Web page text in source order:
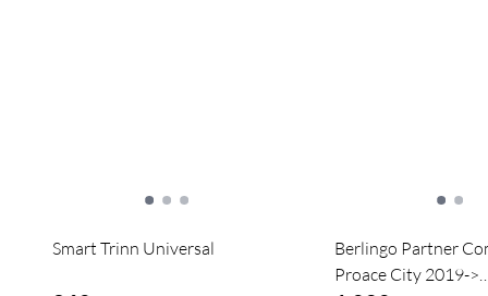
Smart Trinn Universal
Berlingo Partner
Proace City 2019->